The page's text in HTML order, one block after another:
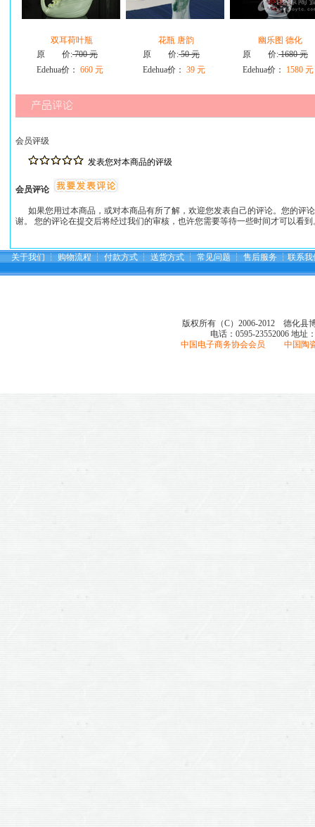
双耳荷叶瓶
原 价:700 元
Edehua价： 660 元
花瓶 唐韵
原 价:50 元
Edehua价： 39 元
幽乐图 德化
原 价:1680 元
Edehua价：
1580 元
会员评级
发表您对本商品的评级
会员评论
如果您用过本商品，或对本商品有所了解，欢迎您发表自己的评论。您的评
谢。 您的评论在提交后将经过我们的审核，也许您需要等待一些时间才可以看
关于我们 ┆ 购物流程 ┆ 付款方式 ┆ 送货方式 ┆ 常见问题 ┆ 售后服务 ┆ 联系我
版权所有（C）2006-2012 德化县
电话：0595-23552006 地址
中国电子商务协会会员 中国陶